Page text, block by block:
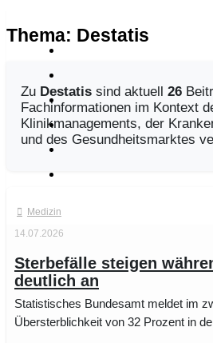
Thema: Destatis
Zu Destatis sind aktuell 26
Fachinformationen im Kontext
Klinikmanagements, der
und des Gesundheitsmarktes
Medizin
14.07.2026
Sterbefälle steigen
deutlich an
Statistisches Bundesamt meldet im
Übersterblichkeit von 32 Prozent in